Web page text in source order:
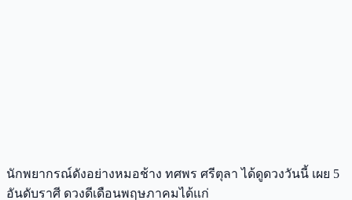
นักพยากรณ์ดังอย่างหมอช้าง ทศพร ศรีตุลา ได้ดูดวงวันนี้ เผย 5
อันดับราศี ดวงดีเดือนพฤษภาคมได้แก่